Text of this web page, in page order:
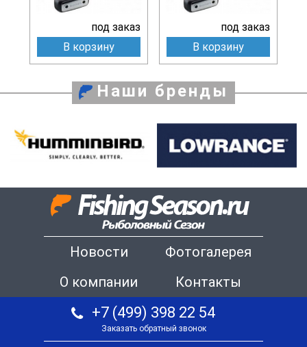
под заказ
В корзину
под заказ
В корзину
Наши бренды
Новости
Фотогалерея
О компании
Контакты
+7 (499) 398 22 54
Заказать обратный звонок